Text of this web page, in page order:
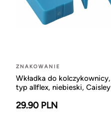
ZNAKOWANIE
Wkładka do kolczykownicy,
typ allflex, niebieski, Caisley
29.90 PLN